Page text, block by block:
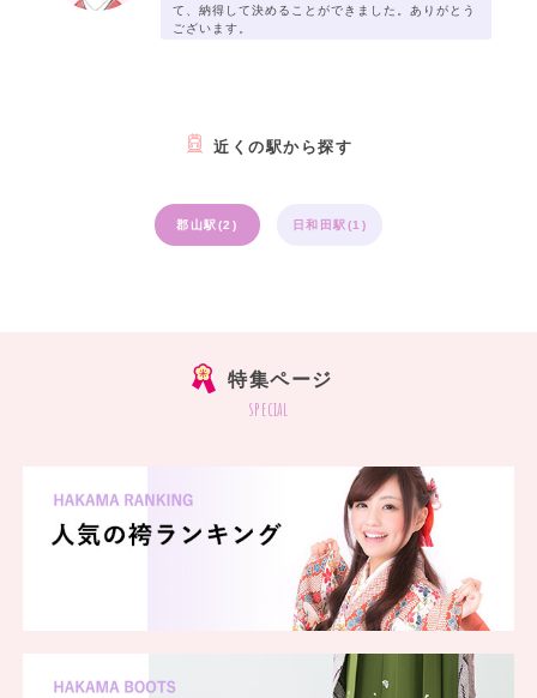
て、納得して決めることができました。ありがとう
ございます。
近くの駅から探す
郡山駅(2) 日和田駅(1)
特集ページ
special